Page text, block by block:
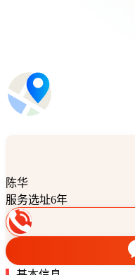
陈华
服务选址6年